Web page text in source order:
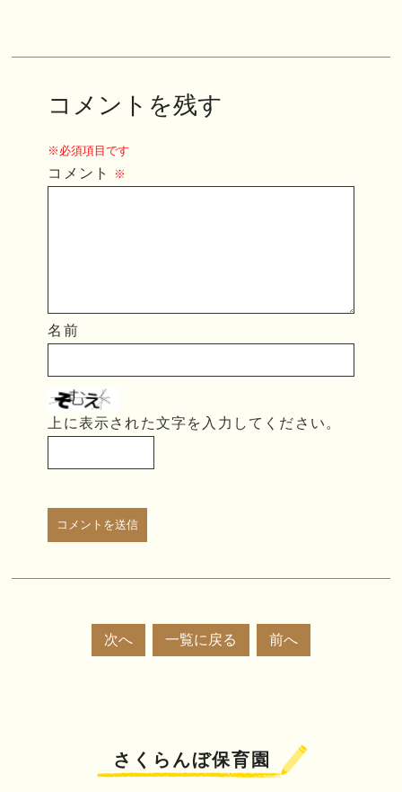
コメントを残す
※必須項目です
コメント ※
名前
上に表示された文字を入力してください。
次へ 一覧に戻る 前へ
さくらんぼ保育園